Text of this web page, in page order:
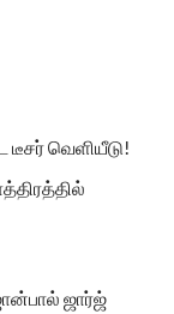
டீசர் வெளியீடு!
ஜார்ஜ்